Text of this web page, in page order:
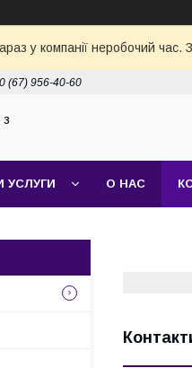
у компанії неробочий
(67) 956-40-60
УСЛУГИ О НАС